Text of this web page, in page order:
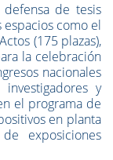
defensa de tesis
como el
(175 plazas),
la celebración
nacionales
y
el programa de
en planta
exposiciones